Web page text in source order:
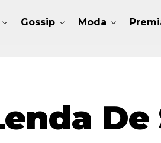
Gossip Moda